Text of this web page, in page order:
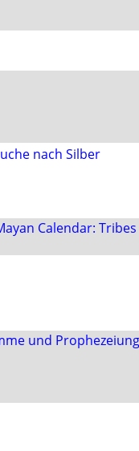
nach Silber
Calendar:
und